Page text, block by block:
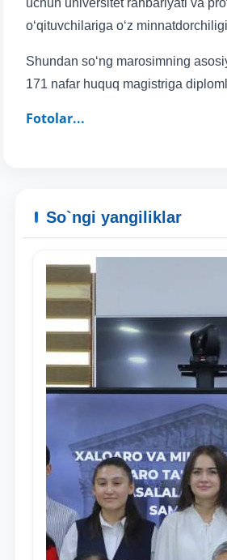
Ism va familiyangiz
Telefon raqamingiz
yuborish
uchun universitet rahbariyati va
o‘qituvchilariga o‘z
Shundan so‘ng marosimning
171 nafar huquq magistriga
Fotolar...
So`ngi yangiliklar